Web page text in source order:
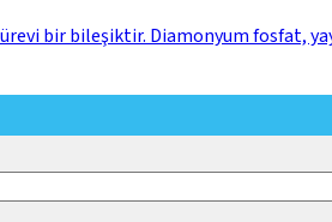
bir bileşiktir. Diamonyum fosfat,